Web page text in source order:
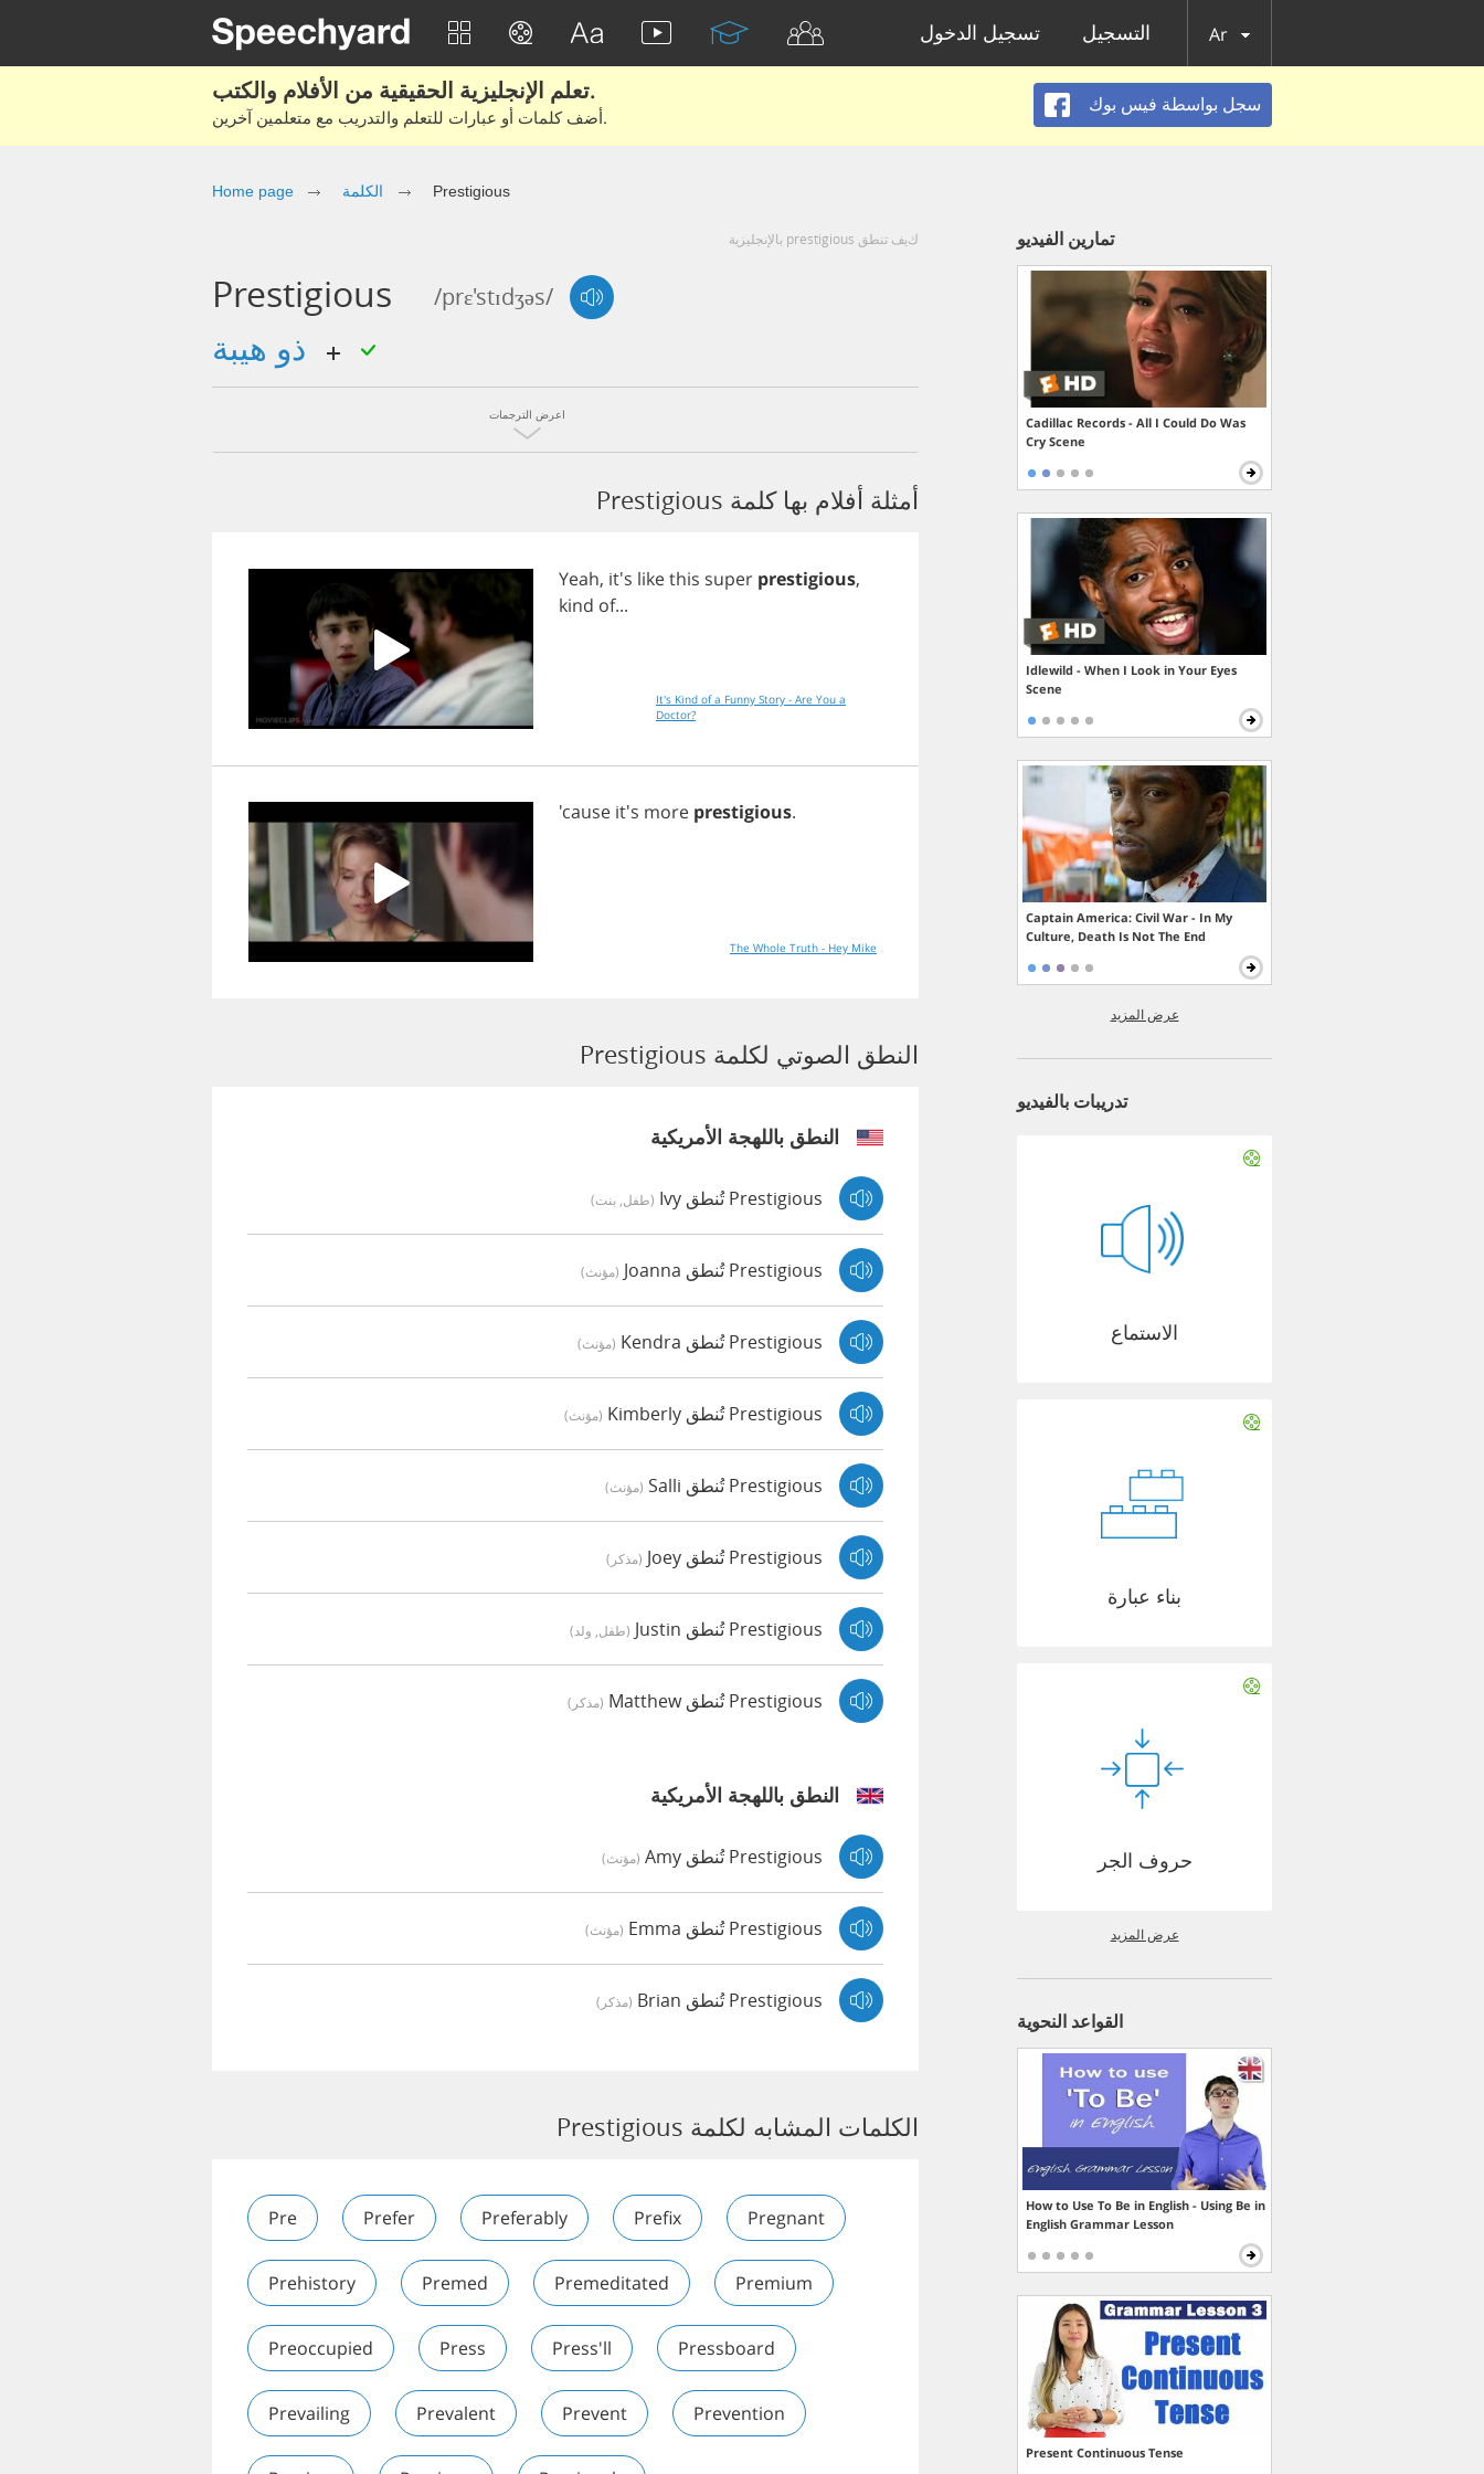
تسجيل الدخول التسجيل Ar
تعلم الإنجليزية الحقيقية من الأفلام والكتب.
أضف كلمات أو عبارات للتعلم والتدريب مع متعلمين آخرين.
سجل بواسطة فيس بوك
Home page الكلمة Prestigious
كيف تنطق prestigious بالإنجليزية
Prestigious /prɛ'stɪdʒəs/
اعرض الترجمات
أمثلة أفلام بها كلمة Prestigious
Yeah, it's likethis super prestigious,
kind of...
It's Kind of a Funny Story - Are You a
Doctor?
'cause it's more prestigious.
The Whole Truth - Hey Mike
النطق الصوتي لكلمة Prestigious
النطق باللهجة الأمريكية
Prestigious تُنطق Ivy (طفل, بنت)
Prestigious تُنطق Joanna (مؤنث)
Prestigious تُنطق Kendra (مؤنث)
Prestigious تُنطق Kimberly (مؤنث)
Prestigious تُنطق Salli (مؤنث)
Prestigious تُنطق Joey (مذكر)
Prestigious تُنطق Justin (طفل, ولد)
Prestigious تُنطق Matthew (مذكر)
النطق باللهجة الأمريكية
Prestigious تُنطق Amy (مؤنث)
Prestigious تُنطق Emma (مؤنث)
Prestigious تُنطق Brian (مذكر)
الكلمات المشابه لكلمة Prestigious
Pre Prefer Preferably Prefix Pregnant
Prehistory Premed Premeditated Premium
Preoccupied Press Press'll Pressboard
Prevailing Prevalent Prevent Prevention
تمارين الفيديو
Cadillac Records - All I Could Do Was
Cry Scene
Idlewild - When I Look in Your Eyes
Scene
Captain America: Civil War - In My
Culture, Death Is Not The End
عرض المزيد
تدريبات بالفيديو
الاستماع
بناء عبارة
حروف الجر
عرض المزيد
القواعد النحوية
How to Use To Be in English - Using Be in
English Grammar Lesson
Present Continuous Tense